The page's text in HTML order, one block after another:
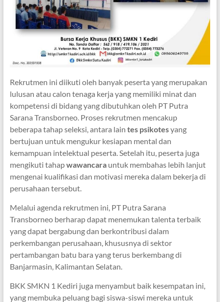
Rekrutmen ini diikuti oleh banyak peserta yang merupakan
lulusan atau calon tenaga kerja yang memiliki minat dan
kompetensi di bidang yang dibutuhkan oleh PT Putra
Sarana Transborneo. Proses rekrutmen mencakup
beberapa tahap seleksi, antara lain tes psikotesyang
bertujuan untuk mengukur kesiapan mental dan
kemampuan intelektual peserta. Setelah itu, peserta juga
mengikuti tahapwawancarauntuk membahas lebih lanjut
mengenai kualifikasi dan motivasi mereka dalam bekerja di
perusahaan tersebut.
Melalui agenda rekrutmen ini, PT Putra Sarana
Transborneo berharap dapat menemukan talenta terbaik
yang dapat bergabung dan berkontribusi dalam
perkembangan perusahaan, khususnya di sektor
pertambangan batu bara yang terus berkembang di
Banjarmasin, Kalimantan Selatan.
BKK SMKN 1 Kediri juga menyambut baik kesempatan ini,
yang membuka peluang bagi siswa-siswi mereka untuk